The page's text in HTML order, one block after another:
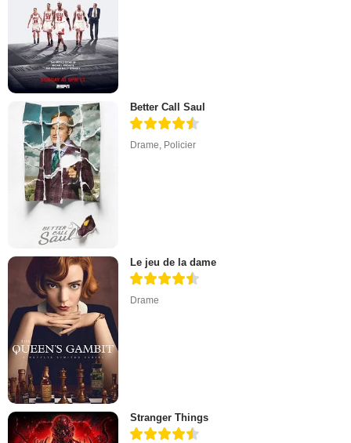
Better Call Saul
Drame Policier
Le jeu de la dame
Drame
Stranger Things